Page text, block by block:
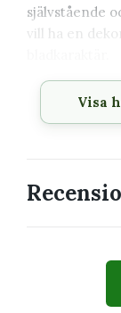
självstående
vill ha en
Visa